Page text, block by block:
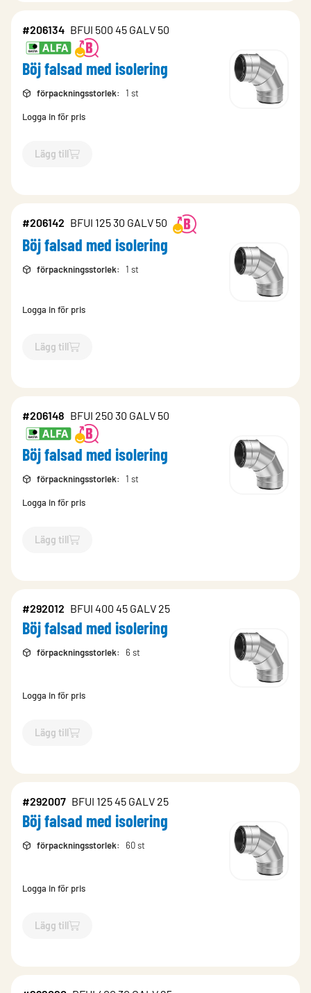
#206134 BFUI 500 45 GALV 50
Böj falsad med isolering
förpackningsstorlek: 1 st
Logga in för pris
Lägg till
`$Lägg till
#206142 BFUI 125 30 GALV 50
Böj falsad med isolering
förpackningsstorlek: 1 st
Logga in för pris
Lägg till
`$Lägg till
#206148 BFUI 250 30 GALV 50
Böj falsad med isolering
förpackningsstorlek: 1 st
Logga in för pris
Lägg till
`$Lägg till
#292012 BFUI 400 45 GALV 25
Böj falsad med isolering
förpackningsstorlek: 6 st
Logga in för pris
Lägg till
`$Lägg till
#292007 BFUI 125 45 GALV 25
Böj falsad med isolering
förpackningsstorlek: 60 st
Logga in för pris
Lägg till
`$Lägg till